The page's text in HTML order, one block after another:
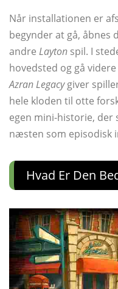
Når installationen er
begynder at gå, åbnes
andre Layton spil. I
hovedsted og gå
Azran Legacygiver
hele kloden til otte
egen mini-historie, der
næsten som episodisk
Hvad Er Den